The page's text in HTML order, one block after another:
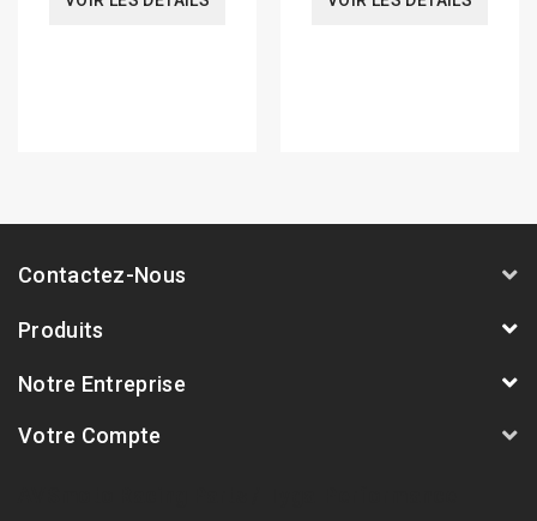
Contactez-Nous
Produits
Notre Entreprise
Votre Compte